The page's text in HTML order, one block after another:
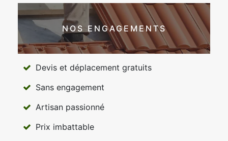
NOS ENGAGEMENTS
Devis et déplacement gratuits
Sans engagement
Artisan passionné
Prix imbattable